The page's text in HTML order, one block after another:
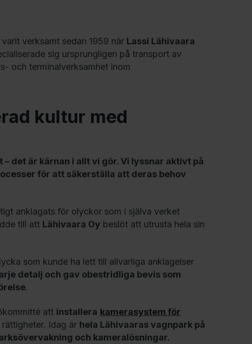
verksamt sedan 1959 när Lassi Lähivaara
sig ursprungligen på transport av
och terminalverksamhet inom
kultur med
det är kärnan i allt vi gör. Vi lyssnar aktivt på
för att säkerställa att deras behov
anklagats för olyckor som i själva verket
till att Lähivaara Oy beslöt att utrusta hela sin
som kunde ha lett till allvarliga anklagelser
detalj och gav obestridliga bevis som
.
att installera kamerasystem för
Idag är hela Lähivaaras vagnpark på
och kameralösningar.